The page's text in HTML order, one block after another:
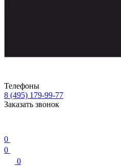
Телефоны
8 (495) 179-99-77
Заказать звонок
0
0
0